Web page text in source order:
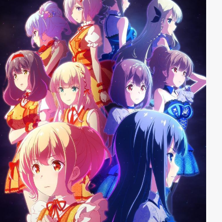
warten unvorhergesehene Begegnungen und heftige
Kämpfe auf ihn, die er zusammen mit seinen Freunden
meistern muss!